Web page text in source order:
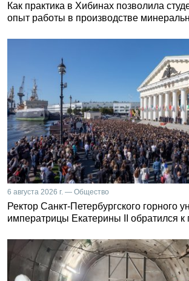
Как практика в Хибинах позволила
опыт работы в производстве
6 августа 2026 г. — Общество
Ректор Санкт-Петербургского горного
императрицы Екатерины II обратился к